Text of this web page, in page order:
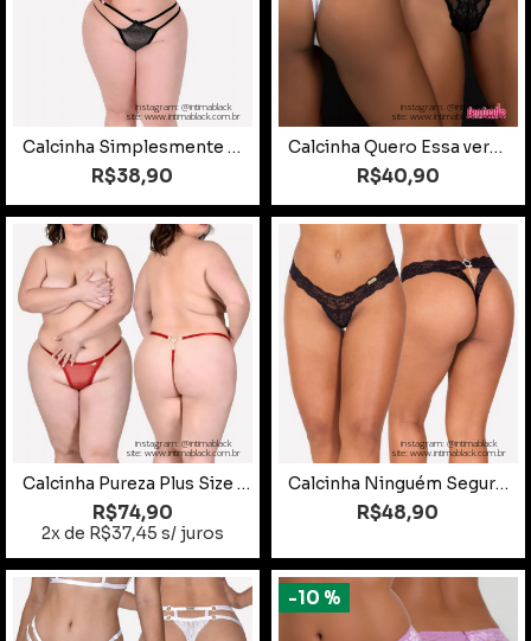
instagram: @intimablack
site: www.intimablack.com.br
Calcinha Simplesmente Plus Size poa
R$38,90
instagram: @intimablack
site: www.intimablack.com.br
Calcinha Quero Essa vermelha
R$40,90
instagram: @intimablack
site: www.intimablack.com.br
Calcinha Pureza Plus Size rubi
R$74,90
2x de R$37,45 s/ juros
instagram: @intimablack
site: www.intimablack.com.br
Calcinha Ninguém Segura preta
R$48,90
-10 %